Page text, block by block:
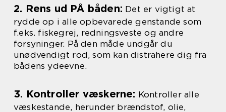
2. Rens ud PÅ båden: Det er vigtigt at
rydde op i alle opbevarede genstande som
f.eks. fiskegrej, redningsveste og andre
forsyninger. På den måde undgår du
unødvendigt rod, som kan distrahere dig fra
bådens ydeevne.
3. Kontroller væskerne: Kontroller alle
væskestande, herunder brændstof, olie,